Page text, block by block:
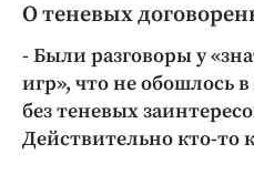
О теневых
- Были разговоры у
игр», что не обошлось
без теневых
Действительно кто-то